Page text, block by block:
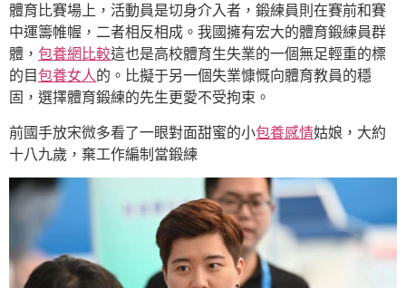
體育比賽場上，活動員是切身介入者，鍛練員則在賽前和賽
中運籌帷幄，二者相反相成。我國擁有宏大的體育鍛練員群
體， 包養網比較這也是高校體育生失業的一個無足輕重的標
的目包養女人的。比擬于另一個失業慷慨向體育教員的穩
固，選擇體育鍛練的先生更愛不受拘束。
前國手放宋微多看了一眼對面甜蜜的小包養感情姑娘，大約
十八九歲，棄工作編制當鍛練